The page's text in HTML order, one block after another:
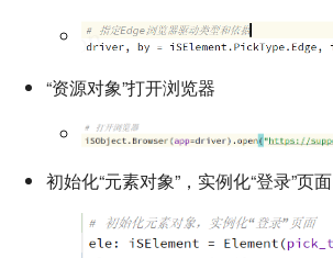
“资源对象”打开浏览器
初始化“元素对象”，实例化“登录”页面